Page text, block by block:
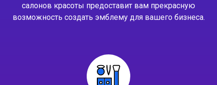
салонов красоты предоставит вам прекрасную
возможность создать эмблему для вашего бизнеса.